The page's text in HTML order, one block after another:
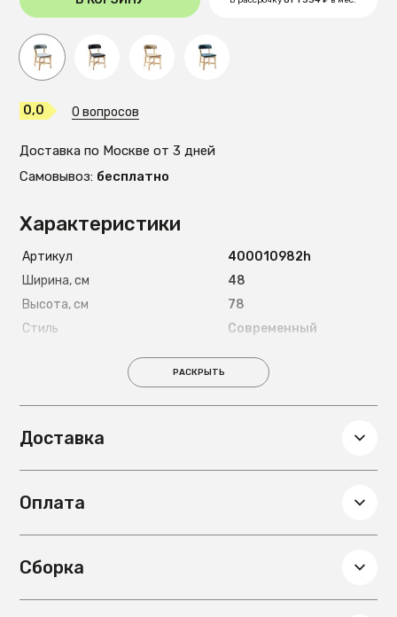
Характеристики
Артикул
400010982h
Ширина, см
48
Высота, см
78
Стиль
Современный
Дерево
Глубина, см
59
Вес, кг
Подлокотники
Цвет обивки
Серый
Материал обивки
РАСКРЫТЬ
Доставка
Оплата
Сборка
0,0 0 вопросов
Доставка по Москве от 3 дней
Самовывоз: бесплатно